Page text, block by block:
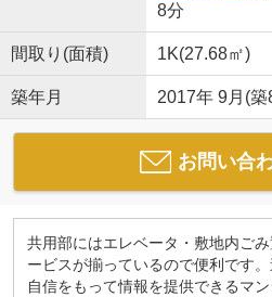
8分
間取り(面積) 1K(27.68㎡)
築年月 2017年 9月(築
お問い合
共用部にはエレベータ・敷地内ご
ービスが揃っているので便利です
自信をもって情報を提供できるマ